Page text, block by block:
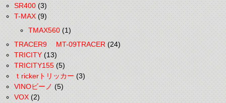
SR400(3)
T-MAX(9)
TMAX560(1)
TRACER9 MT-09TRACER(24)
TRICITY(13)
TRICITY155(5)
ｔrickerトリッカー(3)
VINOビーノ(5)
VOX(2)